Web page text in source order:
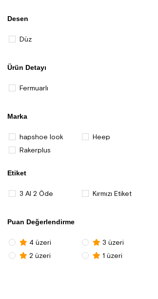
Desen
Düz
Ürün Detayı
Fermuarlı
Marka
hapshoe look
Heep
Rakerplus
Etiket
3 Al 2 Öde Kırmızı Etiket
Puan Değerlendirme
4 üzeri
3 üzeri
2 üzeri
1 üzeri